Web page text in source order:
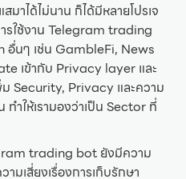
มาได้ไม่นาน ก็ได้มีหลายโปรเจ
รใช้งาน Telegram trading
นๆ เช่น GambleFi, News
เข้ากับ Privacy layer และ
Security, Privacy และความ
ทำให้เรามองว่าเป็น Sector ที่
trading bot ยังมีความ
มเสี่ยงเรื่องการเก็บรักษา